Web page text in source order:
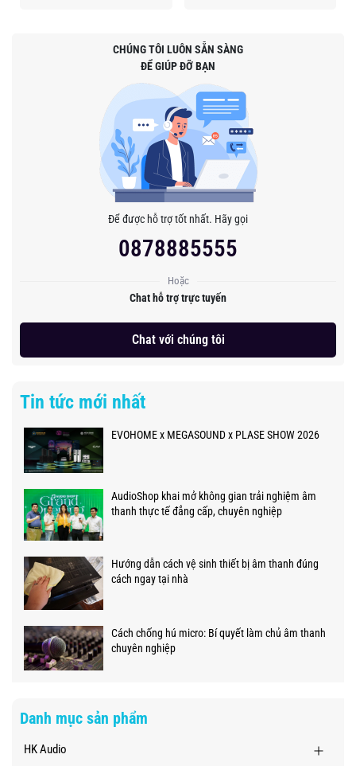
CHÚNG TÔI LUÔN SẴN SÀNG
ĐỂ GIÚP ĐỠ BẠN
Để được hỗ trợ tốt nhất. Hãy gọi
0878885555
Hoặc
Chat hỗ trợ trực tuyến
Chat với chúng tôi
Tin tức mới nhất
EVOHOME x MEGASOUND x PLASE SHOW 2026
AudioShop khai mở không gian trải nghiệm âm
thanh thực tế đẳng cấp, chuyên nghiệp
Hướng dẫn cách vệ sinh thiết bị âm thanh đúng
cách ngay tại nhà
Cách chống hú micro: Bí quyết làm chủ âm thanh
chuyên nghiệp
Danh mục sản phẩm
HK Audio